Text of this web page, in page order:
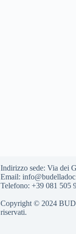
Indirizzo sede: Via dei
Email:
Telefono: +39 081 505
Copyright © 2024
riservati.